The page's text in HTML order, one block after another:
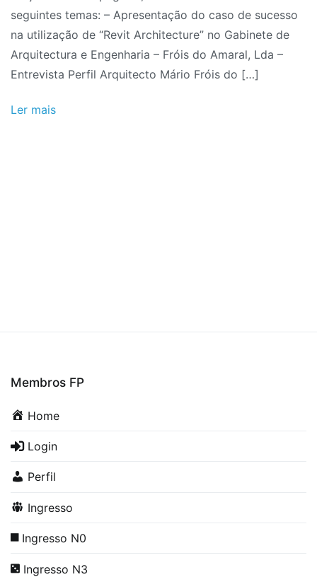
seguintes temas: – Apresentação do caso de sucesso
na utilização de “Revit Architecture” no Gabinete de
Arquitectura e Engenharia – Fróis do Amaral, Lda –
Entrevista Perfil Arquitecto Mário Fróis do […]
Ler mais
Membros FP
Home
Login
Perfil
Ingresso
Ingresso N0
Ingresso N3